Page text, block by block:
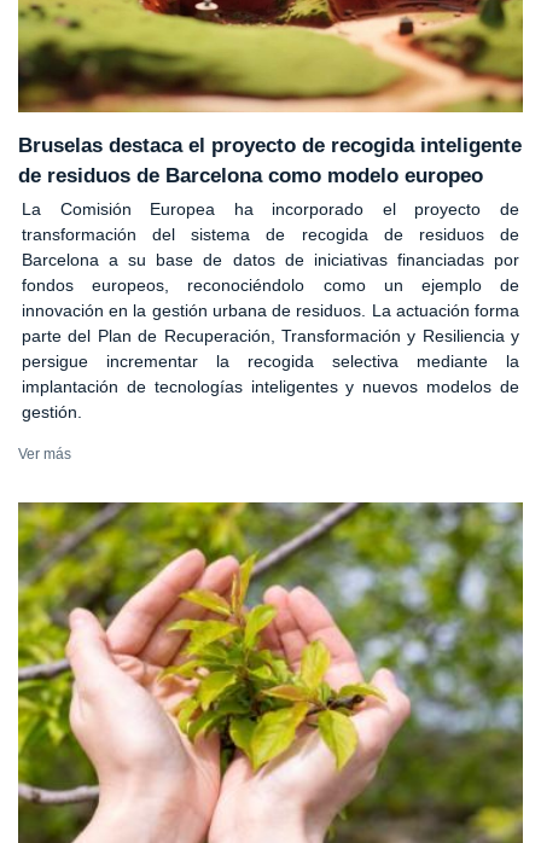
Bruselas destaca el proyecto de recogida inteligente
de residuos de Barcelona como modelo europeo
La Comisión Europea ha incorporado el proyecto de
transformación del sistema de recogida de residuos de
Barcelona a su base de datos de iniciativas financiadas por
fondos europeos, reconociéndolo como un ejemplo de
innovación en la gestión urbana de residuos. La actuación forma
parte del Plan de Recuperación, Transformación y Resiliencia y
persigue incrementar la recogida selectiva mediante la
implantación de tecnologías inteligentes y nuevos modelos de
gestión.
Ver más